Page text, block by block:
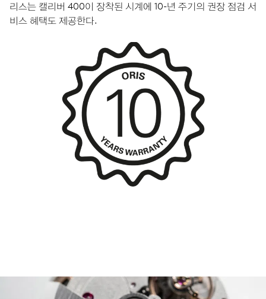
리스는 캘리버 400이 장착된 시계에 10-년 주기의 권장 점검 서
비스 혜택도 제공한다.